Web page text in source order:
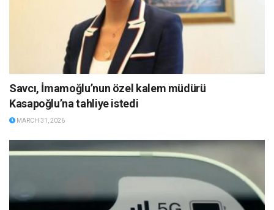
Savcı, İmamoğlu’nun özel kalem müdürü
Kasapoğlu’na tahliye istedi
MARCH 31, 2026